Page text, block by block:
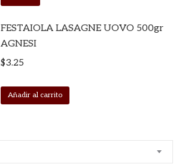
FESTAIOLA LASAGNE UOVO 500gr
AGNESI
$3.25
Añadir al carrito